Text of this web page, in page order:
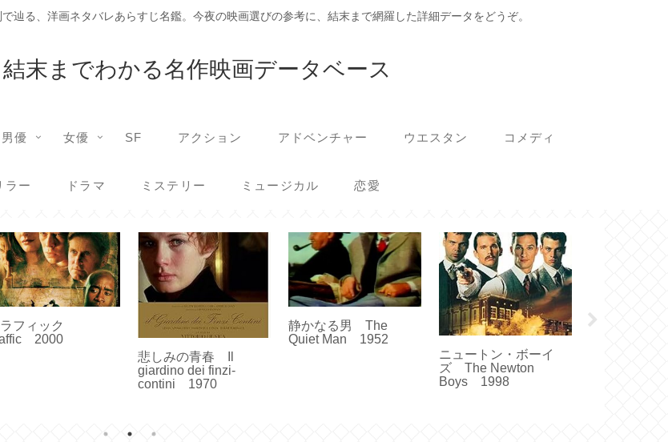
る、洋画ネタバレあらすじ名鑑。今夜の映画選びの参考に、結末まで網羅した詳細データをどうぞ。
末までわかる名作映画データベース
男優 女優 SF アクション アドベンチャー ウエスタン コメディ
ラー ドラマ ミステリー ミュージカル 恋愛
ラフィック
2000
悲しみの青春 Il
giardino dei finzi-
contini 1970
静かなる男 The
Quiet Man 1952
ニュートン・ボーイ
ズ The Newton
Boys 1998
アルジェの